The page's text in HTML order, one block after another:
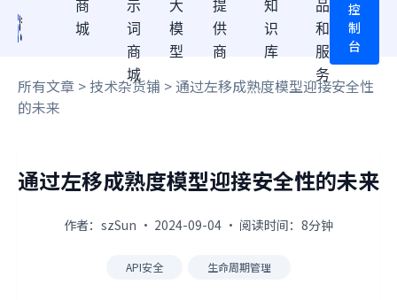
商
城
示
词
商
城
大
模
型
提
供
商
知
识
库
品
和
服
务
控
制
台
所有文章 >技术杂货铺 > 通过左移成熟度模型迎接安全性
的未来
通过左移成熟度模型迎接安全性的未来
作者：szSun · 2024-09-04 · 阅读时间：8分钟
API安全 生命周期管理